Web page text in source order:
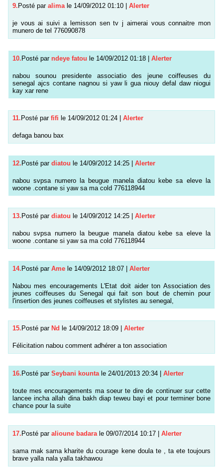
9. Posté par alima le 14/09/2012 01:10 Alerter
je vous ai suivi a lemisson sen tv j aimerai vous connaitre mon
munero de tel 776090878
10.Posté par ndeye fatou le 14/09/2012 01:18 | Alerter
nabou sounou presidente associatio des jeune coiffeuses du
senegal ajcs contane nagnou si yaw li gua niouy defal daw niogui
kay xar rene
11. Posté par fifi le 14/09/2012 01:24 Alerter
defaga banou bax
12. Posté par diatou le 14/09/2012 14:25 Alerter
nabou svpsa numero la beugue manela diatou kebe sa eleve la
woone .contane si yaw sa ma cold 776118944
13. Posté par diatou le 14/09/2012 14:25 Alerter
nabou svpsa numero la beugue manela diatou kebe sa eleve la
woone .contane si yaw sa ma cold 776118944
14.Posté par Ame le 14/09/2012 18:07 | Alerter
Nabou mes encouragements L'Etat doit aider ton Association des
jeunes coiffeuses du Senegal qui fait son bout de chemin pour
l'insertion des jeunes coiffeuses et stylistes au senegal,
15. Posté par Nd le 14/09/2012 18:09 Alerter
Félicitation nabou comment adhérer a ton association
16. Posté par Seybani kounta le 24/01/2013 20:34 Alerter
toute mes encouragements ma soeur te dire de continuer sur cette
lancee incha allah dina bakh diap teweu bayi et pour terminer bone
chance pour la suite
17. Posté par alioune badara le 09/07/2014 10:17 Alerter
sama mak sama kharite du courage kene doula te , ta ete toujours
brave yalla nala yalla takhawou